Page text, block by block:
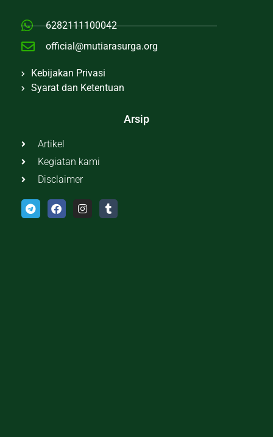
6282111100042
official@mutiarasurga.org
Kebijakan Privasi
Syarat dan Ketentuan
Arsip
Artikel
Kegiatan kami
Disclaimer